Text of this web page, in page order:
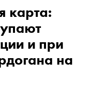
карта:
и при
на